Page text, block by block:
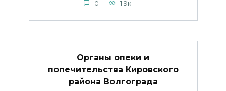
0 1.9к.
Органы опеки и
попечительства Кировского
района Волгограда